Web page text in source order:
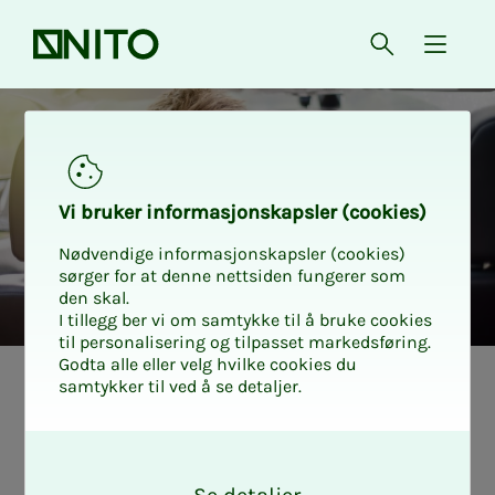
Forsiden Åpne søk
{
Ekstra gunstig billån
Vi bru­­­ker in­­­for­­­ma­­­sjons­­­kaps­­­­­ler (cookies)
Nødvendige informasjonskapsler (cookies)
sørger for at denne nettsiden fungerer som
den skal.
I tillegg ber vi om samtykke til å bruke cookies
til personalisering og tilpasset markedsføring.
Godta alle eller velg hvilke cookies du
samtykker til ved å se detaljer.